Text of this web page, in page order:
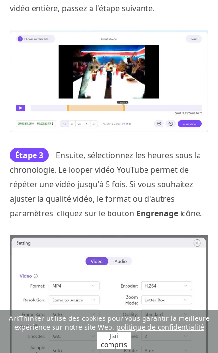
vidéo entière, passez à l'étape suivante.
Étape 3
Ensuite, sélectionnez les heures sous la
chronologie. Le looper vidéo YouTube permet de
répéter une vidéo jusqu'à 5 fois. Si vous souhaitez
ajuster la qualité vidéo, le format ou d'autres
paramètres, cliquez sur le bouton Engrenage icône.
ArkThinker utilise des cookies pour vous garantir la meilleure
expérience sur notre site Web. politique de confidentialité
J'ai
compris